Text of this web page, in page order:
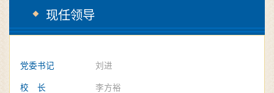
现任领导
党委书记 刘进
校 长 李方裕